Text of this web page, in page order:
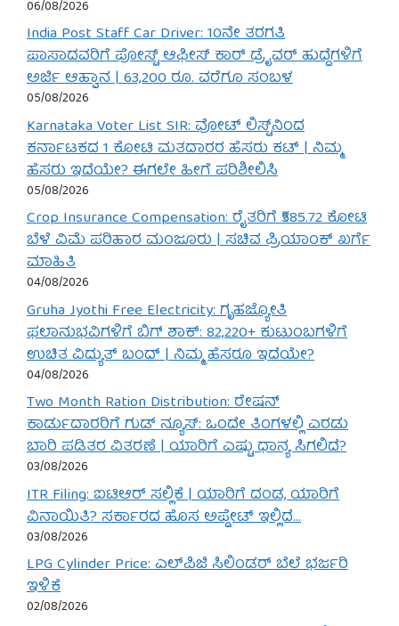
06/08/2026
India Post Staff Car Driver: 10ನೇ ತರಗತಿ
ಪಾಸಾದವರಿಗೆ ಪೋಸ್ಟ್ ಆಫೀಸ್ ಕಾರ್ ಡ್ರೈವರ್ ಹುದ್ದೆಗಳಿಗೆ
ಅರ್ಜಿ ಆಹ್ವಾನ | 63,200 ರೂ. ವರೆಗೂ ಸಂಬಳ
05/08/2026
Karnataka Voter List SIR: ವೋಟ್ ಲಿಸ್ಟ್‌ನಿಂದ
ಕರ್ನಾಟಕದ 1 ಕೋಟಿ ಮತದಾರರ ಹೆಸರು ಕಟ್ | ನಿಮ್ಮ
ಹೆಸರು ಇದೆಯೇ? ಈಗಲೇ ಹೀಗೆ ಪರಿಶೀಲಿಸಿ
05/08/2026
Crop Insurance Compensation: ರೈತರಿಗೆ ₹585.72 ಕೋಟಿ
ಬೆಳೆ ವಿಮೆ ಪರಿಹಾರ ಮಂಜೂರು | ಸಚಿವ ಪ್ರಿಯಾಂಕ್ ಖರ್ಗೆ
ಮಾಹಿತಿ
04/08/2026
Gruha Jyothi Free Electricity: ಗೃಹಜ್ಯೋತಿ
ಫಲಾನುಭವಿಗಳಿಗೆ ಬಿಗ್ ಶಾಕ್: 82,220+ ಕುಟುಂಬಗಳಿಗೆ
ಉಚಿತ ವಿದ್ಯುತ್ ಬಂದ್ | ನಿಮ್ಮ ಹೆಸರೂ ಇದೆಯೇ?
04/08/2026
Two Month Ration Distribution: ರೇಷನ್
ಕಾರ್ಡುದಾರರಿಗೆ ಗುಡ್ ನ್ಯೂಸ್: ಒಂದೇ ತಿಂಗಳಲ್ಲಿ ಎರಡು
ಬಾರಿ ಪಡಿತರ ವಿತರಣೆ | ಯಾರಿಗೆ ಎಷ್ಟು ಧಾನ್ಯ ಸಿಗಲಿದೆ?
03/08/2026
ITR Filing: ಐಟಿಆರ್ ಸಲ್ಲಿಕೆ | ಯಾರಿಗೆ ದಂಡ, ಯಾರಿಗೆ
ವಿನಾಯಿತಿ? ಸರ್ಕಾರದ ಹೊಸ ಅಪ್ಡೇಟ್ ಇಲ್ಲಿದೆ…
03/08/2026
LPG Cylinder Price: ಎಲ್‌ಪಿಜಿ ಸಿಲಿಂಡರ್ ಬೆಲೆ ಭರ್ಜರಿ
ಇಳಿಕೆ
02/08/2026